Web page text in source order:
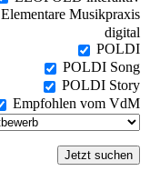
Elementare Musikpraxis
digital
POLDI
POLDI Song
POLDI Story
Empfohlen vom VdM